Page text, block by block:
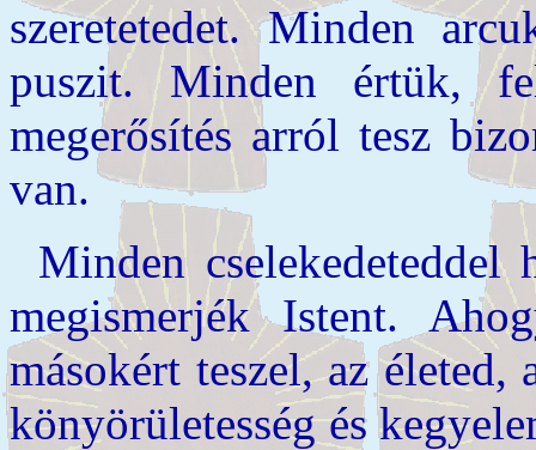
szeretetedet. Minden
puszit. Minden értük,
megerősítés arról tesz
van.
Minden cselekedeteddel
megismerjék Istent.
másokért teszel, az
könyörületesség és